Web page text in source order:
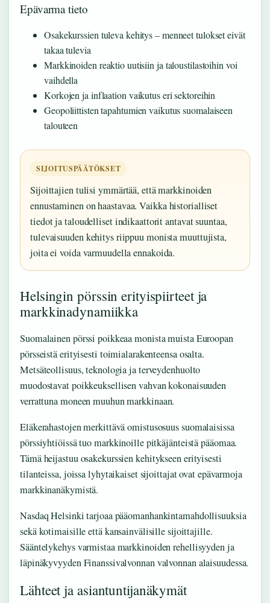
Epävarma tieto
Osakekurssien tuleva kehitys – menneet tulokset eivät
takaa tulevia
Markkinoiden reaktio uutisiin ja taloustilastoihin voi
vaihdella
Korkojen ja inflaation vaikutus eri sektoreihin
Geopoliittisten tapahtumien vaikutus suomalaiseen
talouteen
SIJOITUSPÄÄTÖKSET
Sijoittajien tulisi ymmärtää, että markkinoiden
ennustaminen on haastavaa. Vaikka historialliset
tiedot ja taloudelliset indikaattorit antavat suuntaa,
tulevaisuuden kehitys riippuu monista muuttujista,
joita ei voida varmuudella ennakoida.
Helsingin pörssin erityispiirteet ja
markkinadynamiikka
Suomalainen pörssi poikkeaa monista muista Euroopan
pörsseistä erityisesti toimialarakenteensa osalta.
Metsäteollisuus, teknologia ja terveydenhuolto
muodostavat poikkeuksellisen vahvan kokonaisuuden
verrattuna moneen muuhun markkinaan.
Eläkerahastojen merkittävä omistusosuus suomalaisissa
pörssiyhtiöissä tuo markkinoille pitkäjänteistä pääomaa.
Tämä heijastuu osakekurssien kehitykseen erityisesti
tilanteissa, joissa lyhytaikaiset sijoittajat ovat epävarmoja
markkinanäkymistä.
Nasdaq Helsinki tarjoaa pääomanhankintamahdollisuuksia
sekä kotimaisille että kansainvälisille sijoittajille.
Sääntelykehys varmistaa markkinoiden rehellisyyden ja
läpinäkyvyyden Finanssivalvonnan valvonnan alaisuudessa.
Lähteet ja asiantuntijanäkymät